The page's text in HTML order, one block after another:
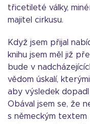
třicetileté války,
majitel cirkusu.
Když jsem přijal
knihu jsem měl již
bude v
vědom úskalí,
aby výsledek
Obával jsem se, že
s německým